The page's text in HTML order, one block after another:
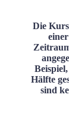
Die
Hälfte
sind